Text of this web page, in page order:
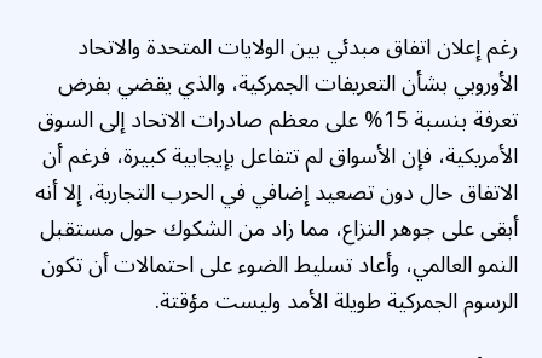
رغم إعلان اتفاق مبدئي بين الولايات المتحدة والاتحاد
الأوروبي بشأن التعريفات الجمركية، والذي يقضي بفرض
تعرفة بنسبة 15% على معظم صادرات الاتحاد إلى السوق
الأمريكية، فإن الأسواق لم تتفاعل بإيجابية كبيرة، فرغم أن
الاتفاق حال دون تصعيد إضافي في الحرب التجارية، إلا أنه
أبقى على جوهر النزاع، مما زاد من الشكوك حول مستقبل
النمو العالمي، وأعاد تسليط الضوء على احتمالات أن تكون
الرسوم الجمركية طويلة الأمد وليست مؤقتة.